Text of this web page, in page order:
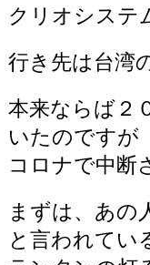
クリオシステ
行き先は台湾
本来ならば２
いたのですが
コロナで中断
まずは、あの
と言われてい